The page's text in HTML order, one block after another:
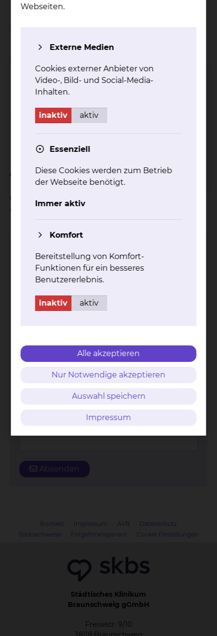
Inanspruchnahme von
Wahlleistungen
Abschlagszahlungen bei
Wahlleistungen
Celler Straße: Buchungsformular
Celler Straße: Buchung der
Wahlleistung "Medienpaket"
Ich bestätige, dass ich die Informationen zur
Kenntnis genommen habe und beantrage
hiermit das Medienpaket "Sky & Telefon".
Angaben zum Patienten
Straße und Hausnummer
Absenden
Kontakt Impressum AVB
Datenschutz
Bildnachweise
Entgelttransparenz Cookie Einstellungen
Städtisches Klinikum
Braunschweig gGmbH
Freisestr. 9/10
Webseiten.
Externe Medien
Cookies externer Anbieter von
Video-, Bild- und Social-Media-
Inhalten.
inaktiv aktiv
Essenziell
Diese Cookies werden zum Betrieb
der Webseite benötigt.
Immer aktiv
Komfort
Bereitstellung von Komfort-
Funktionen für ein besseres
Benutzererlebnis.
inaktiv aktiv
Alle akzeptieren
Nur Notwendige akzeptieren
Auswahl speichern
Impressum